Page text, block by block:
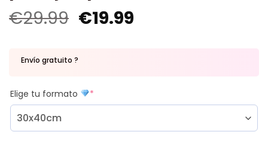
€29.99 €19.99
Envío gratuito ?
Elige tu formato *